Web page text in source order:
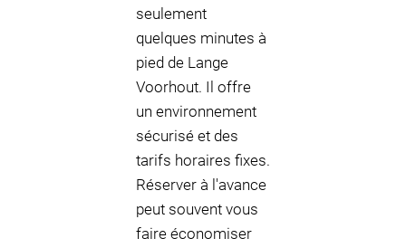
seulement
quelques minutes à
pied de Lange
Voorhout. Il offre
un environnement
sécurisé et des
tarifs horaires fixes.
Réserver à l'avance
peut souvent vous
faire économiser